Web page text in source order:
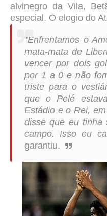
alvinegro da Vila,
especial. O elogio do
"Enfrentamos o
mata-mata de
vencer por dois
por 1 a 0 e não
triste para o
que o Pelé
Estádio e o Rei,
disse que eu tinha
campo. Isso eu
garantiu.